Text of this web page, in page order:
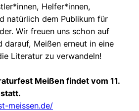
Helfer*innen,
natürlich dem Publikum für
Wir freuen uns schon auf
darauf, Meißen erneut in eine
Literatur zu verwandeln!
Meißen findet vom 11.
meissen.de/